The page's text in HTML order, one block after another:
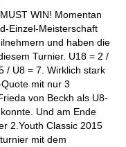
WIN! Momentan
Einzel-Meisterschaft
und haben die
Turnier. U18 = 2 /
/ U8 = 7. Wirklich stark
mit nur 3
von Beckh als U8-
Und am Ende
2.Youth Classic 2015
mit dem